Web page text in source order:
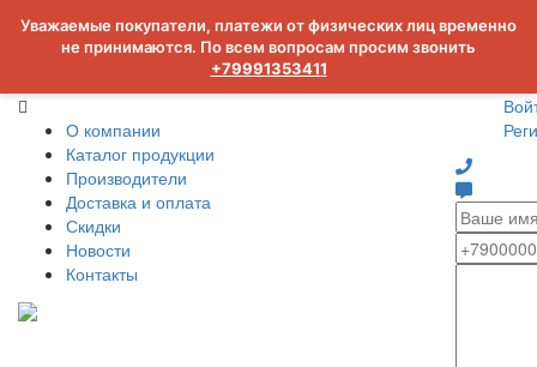
Уважаемые покупатели, платежи от физических лиц временно
не принимаются. По всем вопросам просим звонить
+79991353411
О компании
Каталог продукции
Производители
Доставка и оплата
Скидки
Новости
Контакты